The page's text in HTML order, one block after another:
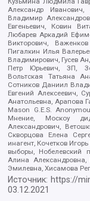
Александр
Владимир
Евгеньевич, Ковин
Любарев Аркадий
Викторович,
Пигалкин Илья
Владимирович, Гусев
Петр Юрьевич, ЗП,
Вольтская Татьяна
Сотников Даниил
Евгений Алексеевич,
Анатольевна, Арапова
Mason G.E.S.
Мнение, Москоу
Александрович,
Скворцова Елена
инагент, Кочетков
выборы, Нобелевский
Алина Александровна,
Эмилевна, Хисамова
Источник: https://
03.12.2021